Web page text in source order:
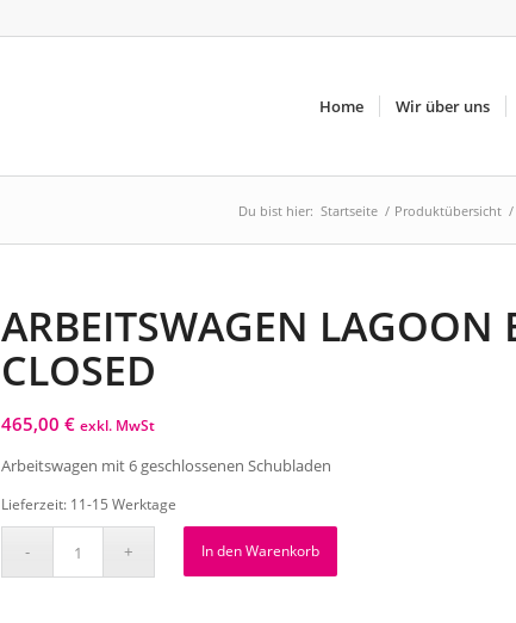
Home Wir über uns
Du bist hier: Startseite / Produktübersicht /
ARBEITSWAGEN LAGOON
CLOSED
465,00€ exkl. MwSt
Arbeitswagen mit 6 geschlossenen Schubladen
Lieferzeit: 11-15 Werktage
In den Warenkorb